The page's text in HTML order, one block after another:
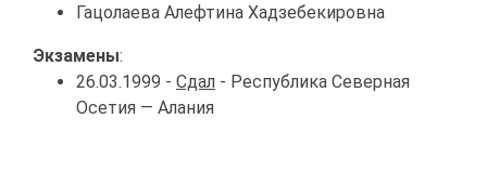
Гацолаева Алефтина Хадзебекировна
Экзамены:
26.03.1999 - Сдал - Республика Северная
Осетия — Алания